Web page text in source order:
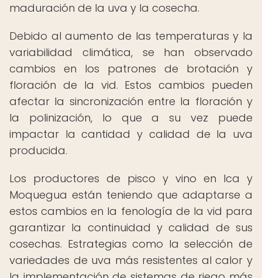
maduración de la uva y la cosecha.
Debido al aumento de las temperaturas y la
variabilidad climática, se han observado
cambios en los patrones de brotación y
floración de la vid. Estos cambios pueden
afectar la sincronización entre la floración y
la polinización, lo que a su vez puede
impactar la cantidad y calidad de la uva
producida.
Los productores de pisco y vino en Ica y
Moquegua están teniendo que adaptarse a
estos cambios en la fenología de la vid para
garantizar la continuidad y calidad de sus
cosechas. Estrategias como la selección de
variedades de uva más resistentes al calor y